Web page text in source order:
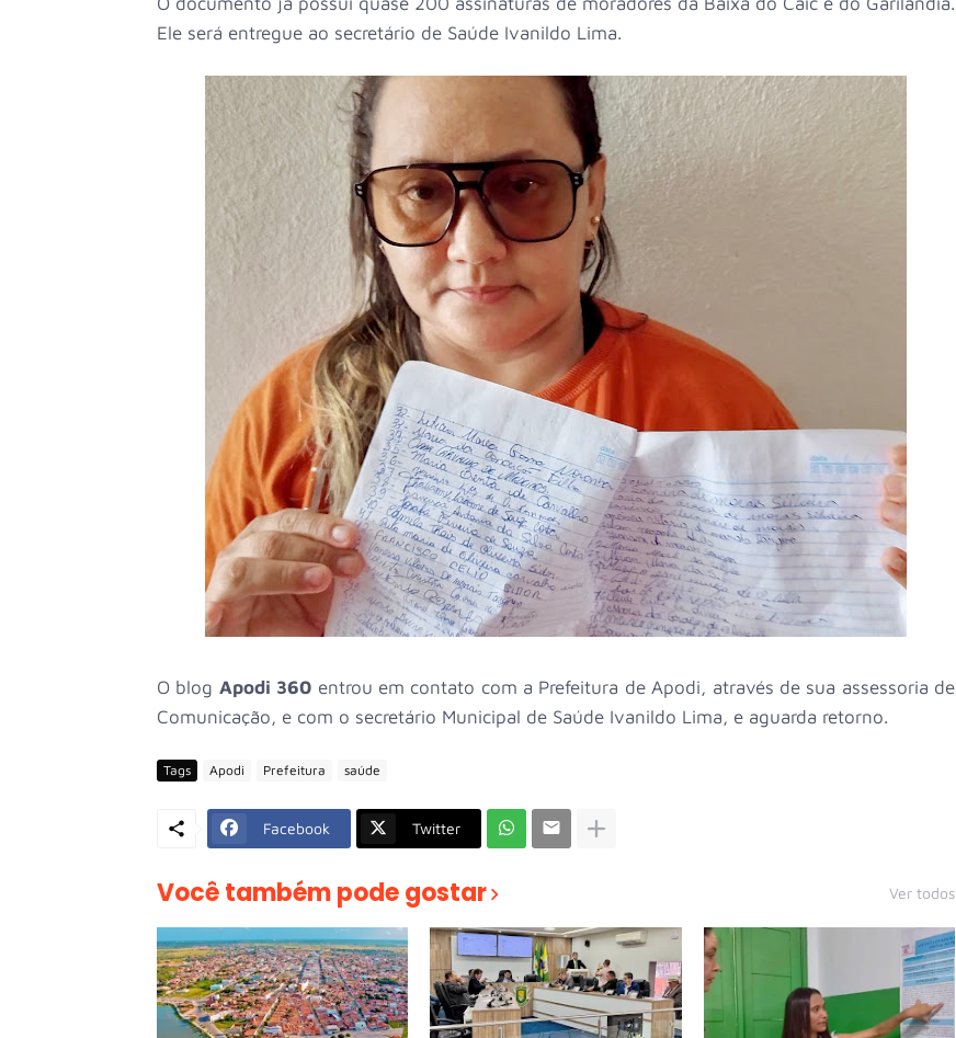
Ele será entregue ao secretário de Saúde Ivanildo Lima.
O blog Apodi 360 entrou em contato com a Prefeitura de Apodi, através de sua assessoria de
Comunicação, e com o secretário Municipal de Saúde Ivanildo Lima, e aguarda retorno.
Tags Apodi Prefeitura saúde
Facebook Twitter
Você também pode gostar Ver todos